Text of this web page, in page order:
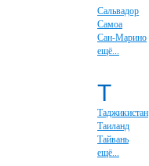
Сальвадор
Самоа
Сан-Марино
ещё...
Т
Таджикистан
Таиланд
Тайвань
ещё...